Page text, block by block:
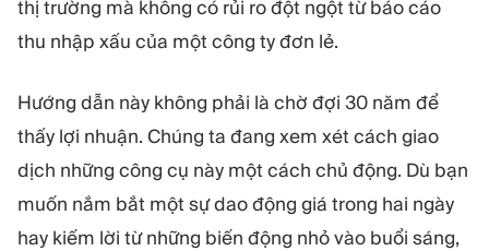
thị trường mà không có rủi ro đột ngột từ báo cáo
thu nhập xấu của một công ty đơn lẻ.
Hướng dẫn này không phải là chờ đợi 30 năm để
thấy lợi nhuận. Chúng ta đang xem xét cách giao
dịch những công cụ này một cách chủ động. Dù bạn
muốn nắm bắt một sự dao động giá trong hai ngày
hay kiếm lời từ những biến động nhỏ vào buổi sáng,
THEO DÕI CHÚNG TÔI